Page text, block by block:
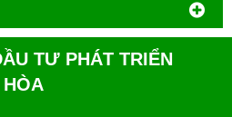
TƯ PHÁT TRIỂN